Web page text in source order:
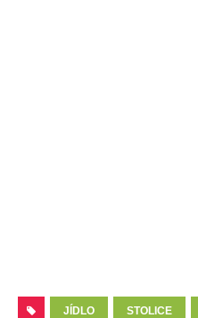
JÍDLO STOLICE